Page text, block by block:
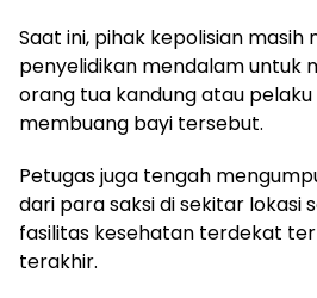
​Saat ini, pihak kepolisian masih
penyelidikan mendalam untuk
orang tua kandung atau
membuang bayi tersebut.
Petugas juga tengah
dari para saksi di sekitar lokasi
fasilitas kesehatan terdekat
terakhir.